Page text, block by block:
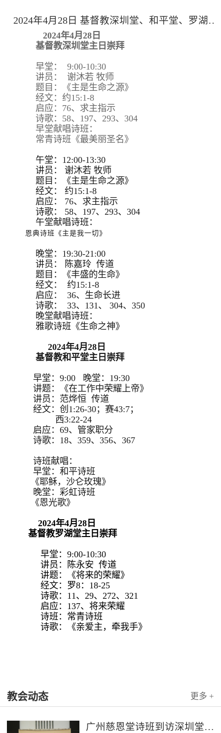
2024年4月28日 基督教深圳堂、和平堂、罗湖堂主日崇拜
2024年4月28日
基督教深圳堂主日崇拜
早堂： 9:00-10:30
讲员： 谢沐若 牧师
题目：《主是生命之源》
经文：约15:1-8
启应：76、求主指示
诗歌：58、197、293、304
早堂献唱诗班：
常青诗班《最美丽圣名》
午堂：12:00-13:30
讲员：
谢沐若 牧师
题目：
《主是生命之源》
经文：
约15:1-8
启应：
76、求主指示
诗歌：
58、197、293、 304
午堂献唱诗班：
恩典诗班《主是我一切》
晚堂：19:30-21:00
讲员： 陈嘉玲 传道
题目：《丰盛的生命》
经文： 约15:1-8
启应： 36、生命长进
诗歌： 33、131、 304、350
晚堂献唱诗班：
雅歌诗班《生命之神》
2024年4月28日
基督教和平堂主日崇拜
早堂：9:00 晚堂：19:30
讲题：《在工作中荣耀上帝》
讲员：范烨恒 传道
经文：创1:26-30；赛43:7；
西3:22-24
启应：69、管家职分
诗歌：18、359、356、367
诗班献唱：
早堂：和平诗班
《耶稣，沙仑玫瑰》
晚堂：彩虹诗班
《恩光歌》
2024年4月28日
基督教罗湖堂主日崇拜
早堂：9:00-10:30
讲员：陈永安 传道
讲题：《将来的荣耀》
经文：罗8：18-25
诗歌：11、29、272、321
启应：137、将来荣耀
诗班：常青诗班
诗歌：《亲爱主，牵我手》
教会动态 更多 +
广州慈恩堂诗班到访深圳堂、和平堂